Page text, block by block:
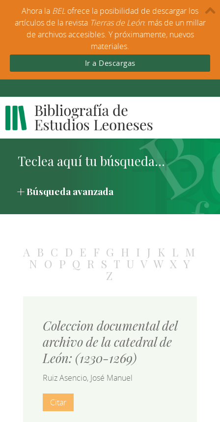
Búsqueda avanzada
A B C D E F G H I J K L M
N O P Q R S T U V W X Y
Z
Coleccion documental del
archivo de la catedral de
León: (1230-1269)
Ruiz Asencio, José Manuel
Citar
Ahora la BEL ofrece la posibilidad de descargar los
artículos de la revista Tierras de León: más de un millar
de archivos accesibles. Y próximamente, nuevos
materiales.
Ir a Descargas